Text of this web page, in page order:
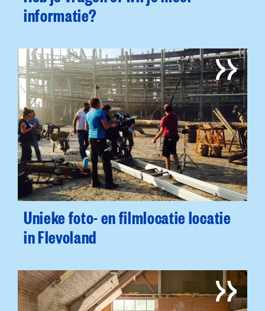
informatie?
Unieke foto- en filmlocatie locatie
in Flevoland